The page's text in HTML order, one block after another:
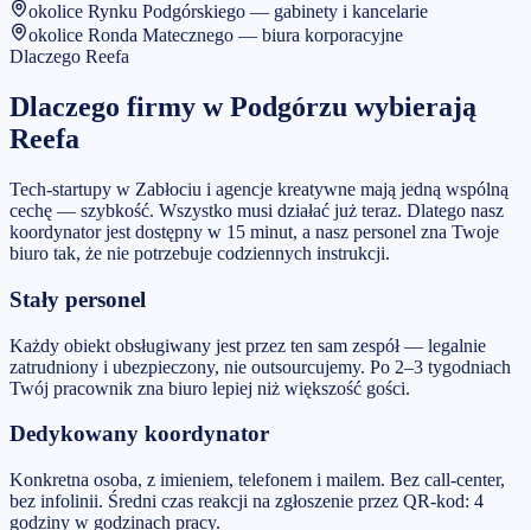
okolice Rynku Podgórskiego — gabinety i kancelarie
okolice Ronda Matecznego — biura korporacyjne
Dlaczego Reefa
Dlaczego firmy wPodgórzu wybierają
Reefa
Tech-startupy w Zabłociu i agencje kreatywne mają jedną wspólną
cechę — szybkość. Wszystko musi działać już teraz. Dlatego nasz
koordynator jest dostępny w 15 minut, a nasz personel zna Twoje
biuro tak, że nie potrzebuje codziennych instrukcji.
Stały personel
Każdy obiekt obsługiwany jest przez ten sam zespół — legalnie
zatrudniony i ubezpieczony, nie outsourcujemy. Po 2–3 tygodniach
Twój pracownik zna biuro lepiej niż większość gości.
Dedykowany koordynator
Konkretna osoba, z imieniem, telefonem i mailem. Bez call-center,
bez infolinii. Średni czas reakcji na zgłoszenie przez QR-kod: 4
godziny w godzinach pracy.